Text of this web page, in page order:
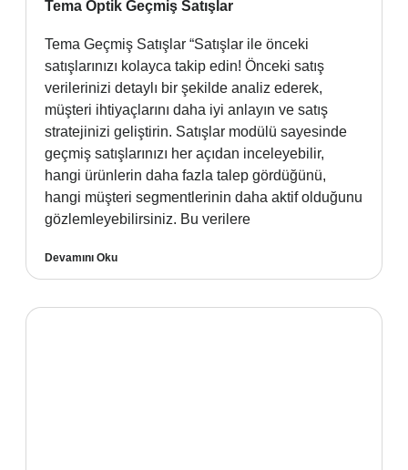
Tema Optik Geçmiş Satışlar
Tema Geçmiş Satışlar “Satışlar ile önceki
satışlarınızı kolayca takip edin! Önceki satış
verilerinizi detaylı bir şekilde analiz ederek,
müşteri ihtiyaçlarını daha iyi anlayın ve satış
stratejinizi geliştirin. Satışlar modülü sayesinde
geçmiş satışlarınızı her açıdan inceleyebilir,
hangi ürünlerin daha fazla talep gördüğünü,
hangi müşteri segmentlerinin daha aktif olduğunu
gözlemleyebilirsiniz. Bu verilere
Devamını Oku